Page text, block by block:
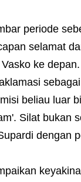
periode
selamat
ke
beliau luar
Silat bukan
dengan